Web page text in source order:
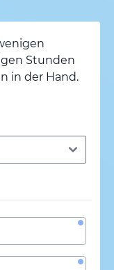
Stunden
in der Hand.